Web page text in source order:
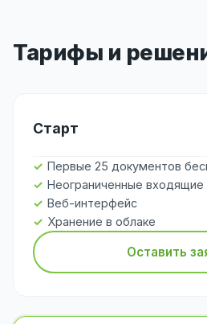
Тарифы и
Старт
Первые 25 документов
Неограниченные входящие
Веб-интерфейс
Хранение в облаке
Оставить